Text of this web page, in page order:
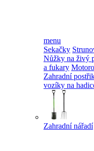
menu
Sekačky
Nůžky na živý
a fukary
Zahradní
vozíky na
Zahradní nářadí